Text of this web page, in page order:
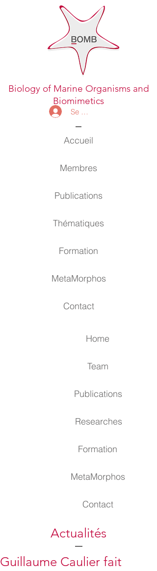
Biology of Marine Organisms and
Biomimetics
Se connecter
Accueil
Membres
Publications
Thématiques
Formation
MetaMorphos
Contact
Home
Team
Publications
Researches
Formation
MetaMorphos
Contact
Actualités
Guillaume Caulier fait